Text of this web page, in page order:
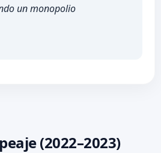
un monopolio
(2022–2023)